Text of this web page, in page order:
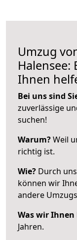
Umzug
Halensee:
Ihnen
Bei uns sind
zuverlässige
suchen!
Warum?Weil
richtig ist.
Wie? Durch
können wir
andere
Was wir Ihnen
Jahren.